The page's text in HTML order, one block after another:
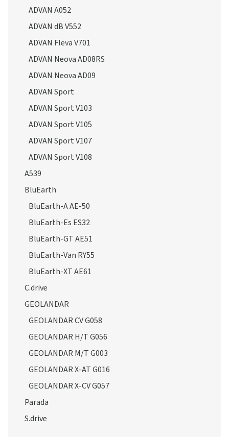
ADVAN A052
ADVAN dB V552
ADVAN Fleva V701
ADVAN Neova AD08RS
ADVAN Neova AD09
ADVAN Sport
ADVAN Sport V103
ADVAN Sport V105
ADVAN Sport V107
ADVAN Sport V108
A539
BluEarth
BluEarth-A AE-50
BluEarth-Es ES32
BluEarth-GT AE51
BluEarth-Van RY55
BluEarth-XT AE61
C.drive
GEOLANDAR
GEOLANDAR CV G058
GEOLANDAR H/T G056
GEOLANDAR M/T G003
GEOLANDAR X-AT G016
GEOLANDAR X-CV G057
Parada
S.drive